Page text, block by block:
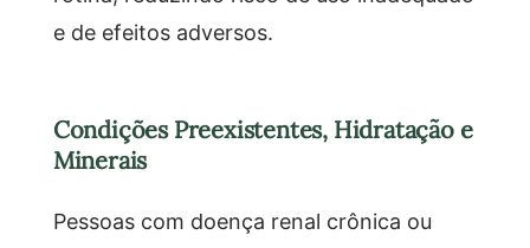
e de efeitos adversos.
Condições Preexistentes, Hidratação e
Minerais
Pessoas com doença renal crônica ou